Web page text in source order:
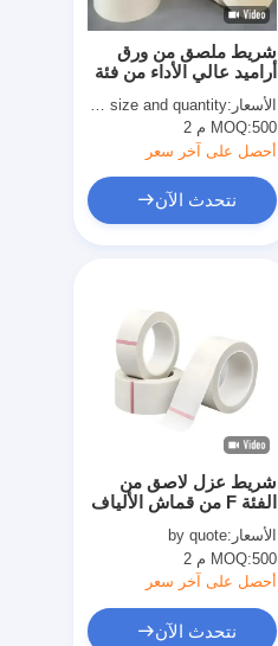
شريط ملصق من ورق
أراميد عالي الأداء من فئة
H للعزل
الأسعار:basing on size and quantity
MOQ:500 م 2
أحصل على آخر سعر
نتحدث الآن
شريط عزل لاصق من
الفئة F من قماش الألياف
الزجاجية وشريط لاصق
أكريليك
الأسعار:by quote
MOQ:500 م 2
أحصل على آخر سعر
نتحدث الآن